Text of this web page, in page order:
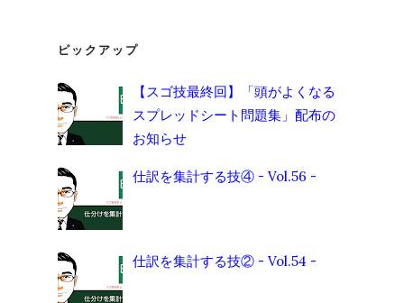
ピックアップ
【スゴ技最終回】「頭がよくなる
スプレッドシート問題集」配布の
お知らせ
仕訳を集計する技④ - Vol.56 -
仕訳を集計する技② - Vol.54 -